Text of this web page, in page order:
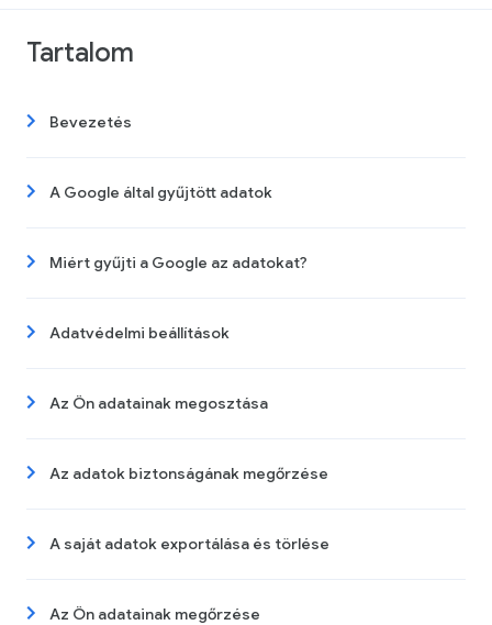
Tartalom
Bevezetés
A Google által gyűjtött adatok
Miért gyűjti a Google az adatokat?
Adatvédelmi beállítások
Az Ön adatainak megosztása
Az adatok biztonságának megőrzése
A saját adatok exportálása és törlése
Az Ön adatainak megőrzése